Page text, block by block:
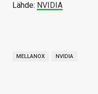
Lähde: NVIDIA
MELLANOX NVIDIA